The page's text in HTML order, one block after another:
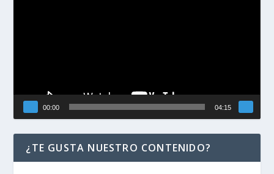
00:00 04:15
¿TE GUSTA NUESTRO CONTENIDO?